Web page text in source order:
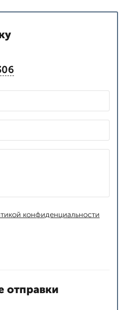
конфиденциальности
отправки